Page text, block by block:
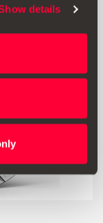
details